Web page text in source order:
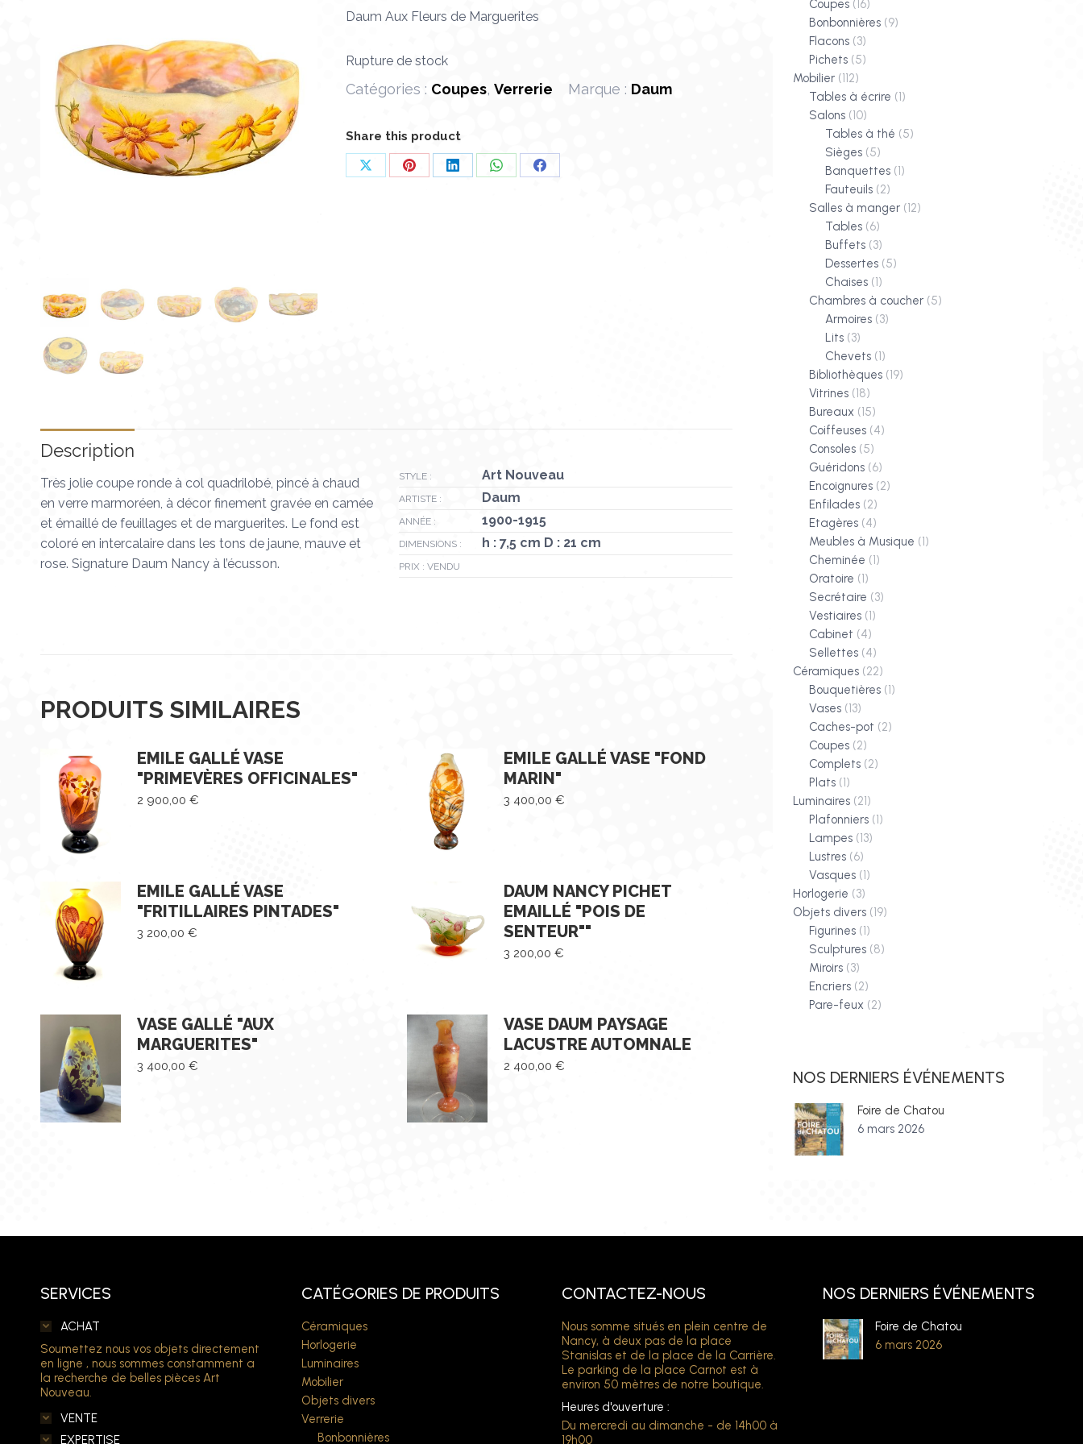
Daum Aux Fleurs de Marguerites
Rupture de stock
Catégories : Coupes, Verrerie Marque : Daum
Share this product
PartagerPartagerPartagerPartagerPartager
Description
Très jolie coupe ronde à col quadrilobé, pincé à chaud
en verre marmoréen, à décor finement gravée en camée
et émaillé de feuillages et de marguerites. Le fond est
coloré en intercalaire dans les tons de jaune, mauve et
rose. Signature Daum Nancy à l’écusson.
STYLE : Art Nouveau
ARTISTE : Daum
ANNÉE : 1900-1915
DIMENSIONS : h : 7,5 cm D : 21 cm
PRIX : VENDU
PRODUITS SIMILAIRES
EMILE GALLÉ VASE
"PRIMEVÈRES OFFICINALES"
2 900,00 €
EMILE GALLÉ VASE "FOND
MARIN"
3 400,00 €
EMILE GALLÉ VASE
"FRITILLAIRES PINTADES"
3 200,00 €
DAUM NANCY PICHET
EMAILLÉ "POIS DE
SENTEUR""
3 200,00 €
VASE GALLÉ "AUX
MARGUERITES"
3 400,00 €
VASE DAUM PAYSAGE
LACUSTRE AUTOMNALE
2 400,00 €
Coupes (16)
Bonbonnières (9)
Flacons (3)
Pichets (5)
Mobilier (112)
Tables à écrire (1)
Salons (10)
Tables à thé (5)
Sièges (5)
Banquettes (1)
Fauteuils (2)
Salles à manger (12)
Tables (6)
Buffets (3)
Dessertes (5)
Chaises (1)
Chambres à coucher (5)
Armoires (3)
Lits (3)
Chevets (1)
Bibliothèques (19)
Vitrines (18)
Bureaux (15)
Coiffeuses (4)
Consoles (5)
Guéridons (6)
Encoignures (2)
Enfilades (2)
Etagères (4)
Meubles à Musique (1)
Cheminée (1)
Oratoire (1)
Secrétaire (3)
Vestiaires (1)
Cabinet (4)
Sellettes (4)
Céramiques (22)
Bouquetières (1)
Vases (13)
Caches-pot (2)
Coupes (2)
Complets (2)
Plats (1)
Luminaires (21)
Plafonniers (1)
Lampes (13)
Lustres (6)
Vasques (1)
Horlogerie (3)
Objets divers (19)
Figurines (1)
Sculptures (8)
Miroirs (3)
Encriers (2)
Pare-feux (2)
NOS DERNIERS ÉVÉNEMENTS
Foire de Chatou
6 mars 2026
SERVICES
ACHAT
Soumettez nous vos objets directement
en ligne , nous sommes constamment a
la recherche de belles pièces Art
Nouveau.
VENTE
EXPERTISE
CATÉGORIES DE PRODUITS
Céramiques
Horlogerie
Luminaires
Mobilier
Objets divers
Verrerie
Bonbonnières
CONTACTEZ-NOUS
Nous somme situés en plein centre de
Nancy, à deux pas de la place
Stanislas et de la place de la Carrière.
Le parking de la place Carnot est à
environ 50 mètres de notre boutique.
Heures d'ouverture :
Du mercredi au dimanche - de 14h00 à
19h00
NOS DERNIERS ÉVÉNEMENTS
Foire de Chatou
6 mars 2026